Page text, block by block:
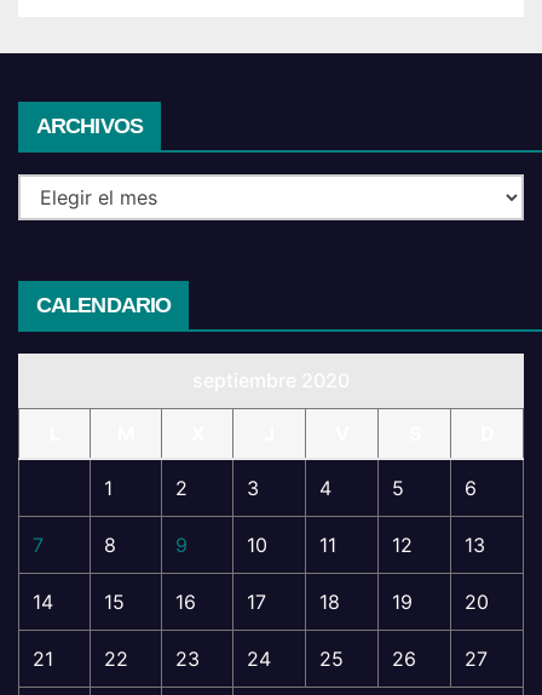
ARCHIVOS
CALENDARIO
1 2 3 4 5 6
7 8 9 10 11 12 13
14 15 16 17 18 19 20
21 22 23 24 25 26 27